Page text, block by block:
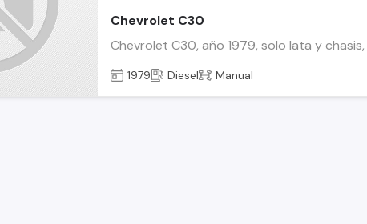
Chevrolet C30
Chevrolet C30, año 1979, solo lata y
1979 Diesel Manual